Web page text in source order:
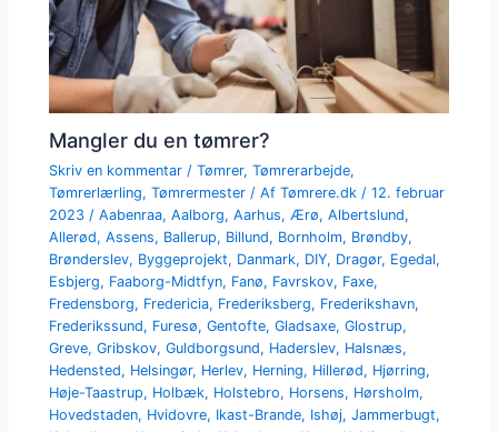
Mangler du en tømrer?
Skriv en kommentar /Tømrer,Tømrerarbejde,
Tømrerlærling,Tømrermester / AfTømrere.dk/12. februar
2023/Aabenraa,Aalborg,Aarhus,Ærø,Albertslund,
Allerød,Assens, Ballerup, Billund, Bornholm, Brøndby,
Brønderslev, Byggeprojekt, Danmark, DIY, Dragør, Egedal,
Esbjerg, Faaborg-Midtfyn, Fanø, Favrskov, Faxe,
Fredensborg, Fredericia, Frederiksberg, Frederikshavn,
Frederikssund, Furesø,Gentofte,Gladsaxe,Glostrup,
Greve,Gribskov,Guldborgsund, Haderslev, Halsnæs,
Hedensted, Helsingør, Herlev, Herning, Hillerød, Hjørring,
Høje-Taastrup, Holbæk, Holstebro, Horsens, Hørsholm,
Hovedstaden, Hvidovre, Ikast-Brande, Ishøj,Jammerbugt,